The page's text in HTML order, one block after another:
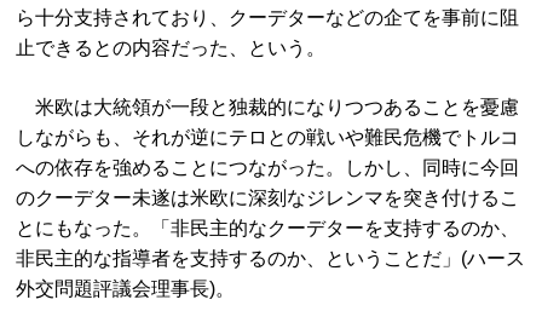
ら十分支持されており、クーデターなどの企てを事前に阻
止できるとの内容だった、という。
米欧は大統領が一段と独裁的になりつつあることを憂慮
しながらも、それが逆にテロとの戦いや難民危機でトルコ
への依存を強めることにつながった。しかし、同時に今回
のクーデター未遂は米欧に深刻なジレンマを突き付けるこ
とにもなった。「非民主的なクーデターを支持するのか、
非民主的な指導者を支持するのか、ということだ」(ハース
外交問題評議会理事長)。